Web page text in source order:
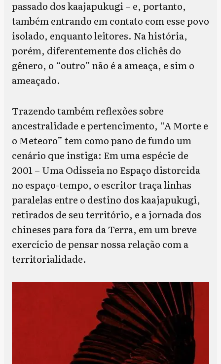
passado dos kaajapukugi – e, portanto,
também entrando em contato com esse povo
isolado, enquanto leitores. Na história,
porém, diferentemente dos clichês do
gênero, o “outro” não é a ameaça, e sim o
ameaçado.
Trazendo também reflexões sobre
ancestralidade e pertencimento, “A Morte e
o Meteoro” tem como pano de fundo um
cenário que instiga: Em uma espécie de
2001 – Uma Odisseia no Espaço distorcida
no espaço-tempo, o escritor traça linhas
paralelas entre o destino dos kaajapukugi,
retirados de seu território, e a jornada dos
chineses para fora da Terra, em um breve
exercício de pensar nossa relação com a
territorialidade.